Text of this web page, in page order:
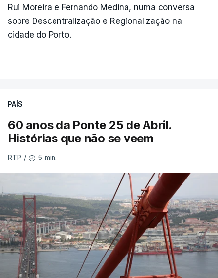
Rui Moreira e Fernando Medina, numa conversa
sobre Descentralização e Regionalização na
cidade do Porto.
PAÍS
60 anos da Ponte 25 de Abril.
Histórias que não se veem
RTP / 5 min.